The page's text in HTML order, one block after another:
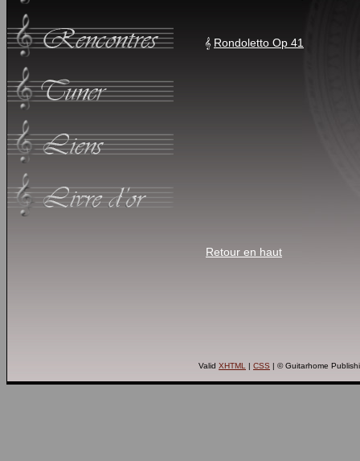
Rondoletto Op 41
Retour en haut
Valid XHTML | CSS | © Guitarhome